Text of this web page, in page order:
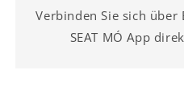
Verbinden Sie sich
SEAT MÓ App